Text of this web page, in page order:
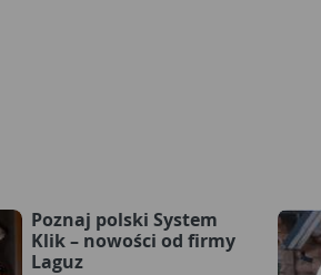
Poznaj polski System
Klik – nowości od firmy
Laguz